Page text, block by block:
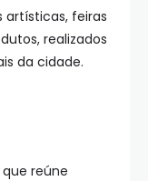
artísticas, feiras
realizados
da cidade.
reúne